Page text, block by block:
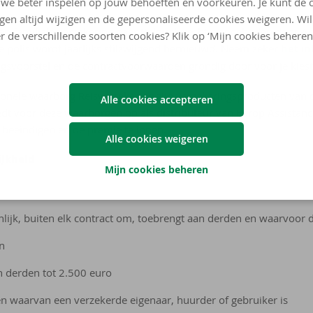
altijd wijzigen en de gepersonaliseerde cookies weigeren.
de verschillende soorten cookies? Klik op ‘Mijn cookies
Alle cookies accepteren
Alle cookies weigeren
Mijn cookies beheren
familiale verzekering naar Belgisch recht, aangeboden door
polis wordt jaarlijks stilzwijgend hernieuwd. Neem zeker
het
waarborg Reisverzekering zijn verzekeringsproducten van
voor deze waarborgen op als distributeur van Europ
en de premie te innen.
buiten elk contract om, toebrengt aan derden en waarvoor
derden tot 2.500 euro
waarvan een verzekerde eigenaar, huurder of gebruiker is